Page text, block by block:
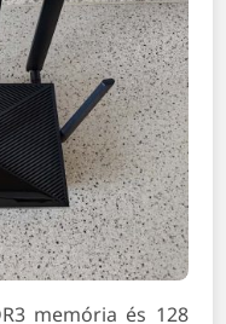
memória és 128